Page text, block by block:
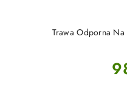
Trawa Odporna Na